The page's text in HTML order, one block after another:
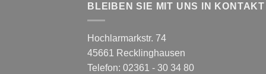
BLEIBEN SIE MIT UNS IN KONTAKT
Hochlarmarkstr. 74
45661 Recklinghausen
Telefon: 02361 - 30 34 80